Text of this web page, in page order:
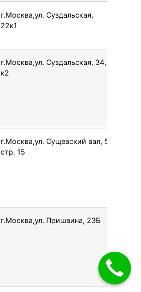
г.Москва,ул. Суздальская,
22к1
г.Москва,ул. Суздальская, 34,
к2
г.Москва,ул. Сущевский вал, 5
стр. 15
г.Москва,ул. Пришвина, 23Б